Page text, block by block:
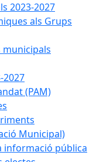
2023-2027
als Grups
2027
(PAM)
Municipal)
informació pública